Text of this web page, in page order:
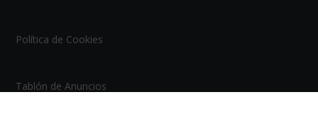
Política de Cookies
Tablón de Anuncios